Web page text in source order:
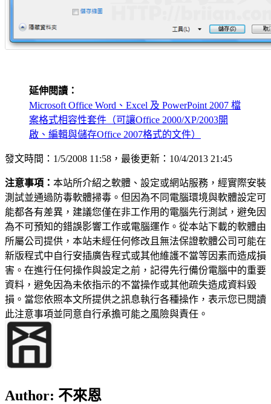
延伸閱讀：
Microsoft Office Word、Excel 及 PowerPoint 2007 檔
案格式相容性套件（可讓Office 2000/XP/2003開
啟、編輯與儲存Office 2007格式的文件）
發文時間：1/5/2008 11:58，最後更新：10/4/2013 21:45
注意事項： 本站所介紹之軟體、設定或網站服務，經實際安裝
測試並通過防毒軟體掃毒。但因為不同電腦環境與軟體設定可
能都各有差異，建議您僅在非工作用的電腦先行測試，避免因
為不可預知的錯誤影響工作或電腦運作。從本站下載的軟體由
所屬公司提供，本站未經任何修改且無法保證軟體公司可能在
新版程式中自行安插廣告程式或其他維護不當等因素而造成損
害。在進行任何操作與設定之前，記得先行備份電腦中的重要
資料，避免因為未依指示的不當操作或其他疏失造成資料毀
損。當您依照本文所提供之訊息執行各種操作，表示您已閱讀
此注意事項並同意自行承擔可能之風險與責任。
Author: 不來恩